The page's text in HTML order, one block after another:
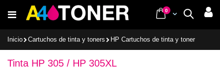
al
Buscar
Cart
0items
Inicio Cartuchos de tinta y toners HP Cartuchos de tinta y toner
Tinta HP 305 / HP 305XL